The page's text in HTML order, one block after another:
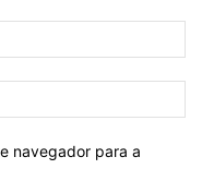
navegador para a